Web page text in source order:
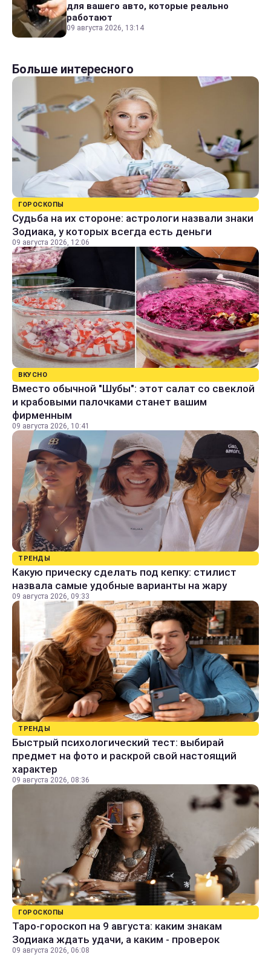
для вашего авто, которые реально
работают
09 августа 2026, 13:14
Больше интересного
ГОРОСКОПЫ
Судьба на их стороне: астрологи назвали знаки
Зодиака, у которых всегда есть деньги
09 августа 2026, 12:06
ВКУСНО
Вместо обычной "Шубы": этот салат со свеклой
и крабовыми палочками станет вашим
фирменным
09 августа 2026, 10:41
ТРЕНДЫ
Какую прическу сделать под кепку: стилист
назвала самые удобные варианты на жару
09 августа 2026, 09:33
ТРЕНДЫ
Быстрый психологический тест: выбирай
предмет на фото и раскрой свой настоящий
характер
09 августа 2026, 08:36
ГОРОСКОПЫ
Таро-гороскоп на 9 августа: каким знакам
Зодиака ждать удачи, а каким - проверок
09 августа 2026, 06:08